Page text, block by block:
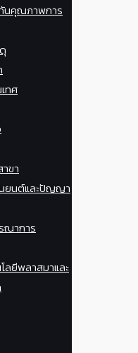
กันคุณภาพการ
ทศ
ขา
ยนต์และปัญญา
ณาการ
ลยีพลาสมาและ